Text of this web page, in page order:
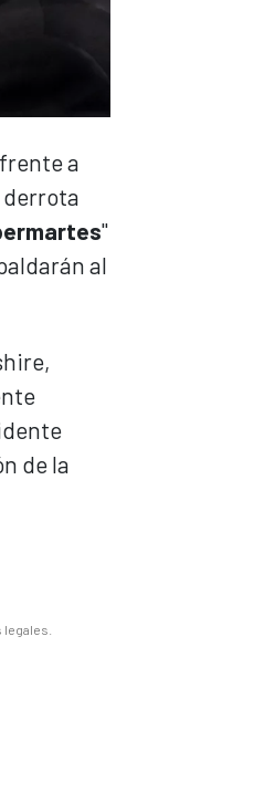
a
derrota
"
al
de la